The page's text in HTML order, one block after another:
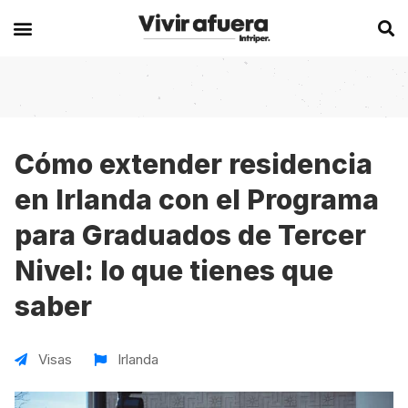
Secciones
Becas
Historias de viajeros
Intercambios
Postgrados
Visas
Europa
Alemania
Bélgica
Chipre
España
Francia
Experiencias en el extranjero
Australia
Canadá
España
Irlanda
Malta
Cómo extender residencia
en Irlanda con el Programa
para Graduados de Tercer
Nivel: lo que tienes que
saber
Visas Irlanda